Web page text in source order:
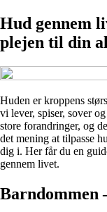
Hud gennem
plejen til din
Huden er kroppens
vi lever, spiser, sover
store forandringer, og
det mening at tilpasse
dig i. Her får du en
gennem livet.
Barndommen